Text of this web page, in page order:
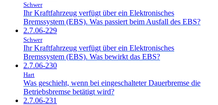
Schwer
Ihr Kraftfahrzeug verfügt über ein Elektronisches
Bremssystem (EBS). Was passiert beim Ausfall des EBS?
2.7.06-229
Schwer
Ihr Kraftfahrzeug verfügt über ein Elektronisches
Bremssystem (EBS). Was bewirkt das EBS?
2.7.06-230
Hart
Was geschieht, wenn bei eingeschalteter Dauerbremse die
Betriebsbremse betätigt wird?
2.7.06-231